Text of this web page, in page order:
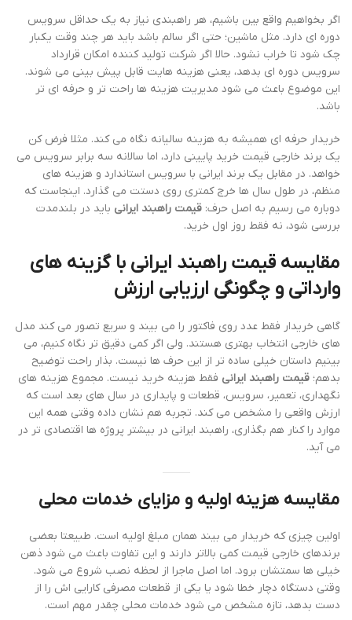
اگر بخواهیم واقع بین باشیم، هر راهبندی نیاز به یک حداقل سرویس
دوره ای دارد. مثل ماشین؛ حتی اگر سالم باشد باید هر چند وقت یکبار
چک شود تا خراب نشود. حالا اگر شرکت تولید کننده امکان قرارداد
سرویس دوره ای بدهد، یعنی هزینه هایت قابل پیش بینی می شوند.
این موضوع باعث می شود مدیریت هزینه ها راحت تر و حرفه ای تر
باشد.
خریدار حرفه ای همیشه به هزینه سالیانه نگاه می کند. مثلا فرض کن
یک برند خارجی قیمت خرید پایینی دارد، اما سالانه سه برابر سرویس می
خواهد. در مقابل یک برند ایرانی با سرویس استاندارد و هزینه های
منظم، در طول سال ها خرج کمتری روی دستت می گذارد. اینجاست که
دوباره می رسیم به اصل حرف: قیمت راهبند ایرانی باید در بلندمدت
بررسی شود، نه فقط روز اول خرید.
مقایسه قیمت راهبند ایرانی با گزینه های
وارداتی و چگونگی ارزیابی ارزش
گاهی خریدار فقط عدد روی فاکتور را می بیند و سریع تصور می کند مدل
های خارجی انتخاب بهتری هستند. ولی اگر کمی دقیق تر نگاه کنیم، می
بینیم داستان خیلی ساده تر از این حرف ها نیست. بذار راحت توضیح
بدهم؛ قیمت راهبند ایرانی فقط هزینه خرید نیست. مجموع هزینه های
نگهداری، تعمیر، سرویس، قطعات و پایداری در سال های بعد است که
ارزش واقعی را مشخص می کند. تجربه هم نشان داده وقتی همه این
موارد را کنار هم بگذاری، راهبند ایرانی در بیشتر پروژه ها اقتصادی تر در
می آید.
مقایسه هزینه اولیه و مزایای خدمات محلی
اولین چیزی که خریدار می بیند همان مبلغ اولیه است. طبیعتا بعضی
برندهای خارجی قیمت کمی بالاتر دارند و این تفاوت باعث می شود ذهن
خیلی ها سمتشان برود. اما اصل ماجرا از لحظه نصب شروع می شود.
وقتی دستگاه دچار خطا شود یا یکی از قطعات مصرفی کارایی اش را از
دست بدهد، تازه مشخص می شود خدمات محلی چقدر مهم است.